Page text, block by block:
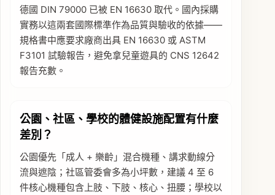
德國 DIN 79000 已被 EN 16630 取代。國內採購
實務以這兩套國際標準作為品質與驗收的依據——
規格書中應要求廠商出具 EN 16630 或 ASTM
F3101 試驗報告，避免拿兒童遊具的 CNS 12642
報告充數。
公園、社區、學校的體健設施配置有什麼
差別？
公園優先「成人 + 樂齡」混合機種、講求動線分
流與遮陰；社區管委會多為小坪數，建議 4 至 6
件核心機種包含上肢、下肢、核心、扭腰；學校以